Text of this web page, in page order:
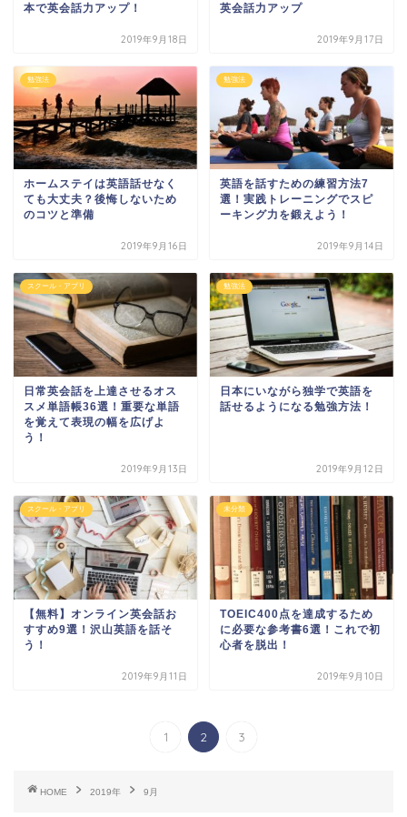
本で英会話力アップ！
2019年9月18日
英会話力アップ
2019年9月17日
勉強法
ホームステイは英語話せなく
ても大丈夫？後悔しないため
のコツと準備
2019年9月16日
勉強法
英語を話すための練習方法7
選！実践トレーニングでスピ
ーキング力を鍛えよう！
2019年9月14日
スクール・アプリ
日常英会話を上達させるオス
スメ単語帳36選！重要な単語
を覚えて表現の幅を広げよ
う！
2019年9月13日
勉強法
日本にいながら独学で英語を
話せるようになる勉強方法！
2019年9月12日
スクール・アプリ
【無料】オンライン英会話お
すすめ9選！沢山英語を話そ
う！
2019年9月11日
未分類
TOEIC400点を達成するため
に必要な参考書6選！これで初
心者を脱出！
2019年9月10日
1 2 3
HOME 2019年 9月